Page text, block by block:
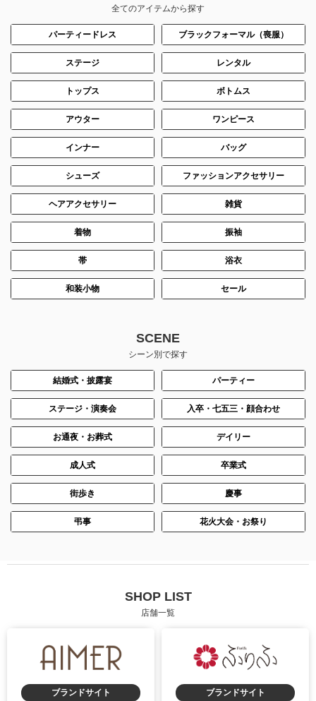
全てのアイテムから探す
パーティードレス ブラックフォーマル（喪服）
ステージ レンタル
トップス ボトムス
アウター ワンピース
インナー バッグ
シューズ ファッションアクセサリー
ヘアアクセサリー 雑貨
着物 振袖
帯 浴衣
和装小物 セール
SCENE
シーン別で探す
結婚式・披露宴 パーティー
ステージ・演奏会 入卒・七五三・顔合わせ
お通夜・お葬式 デイリー
成人式 卒業式
街歩き 慶事
弔事 花火大会・お祭り
SHOP LIST
店舗一覧
ブランドサイト ブランドサイト